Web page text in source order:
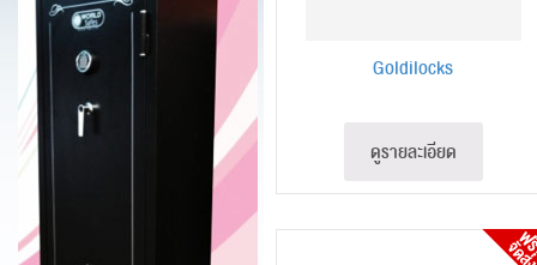
Goldilocks
ดูรายละเอียด